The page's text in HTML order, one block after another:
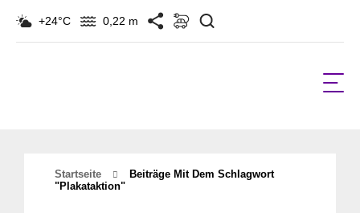
+24°C 0,22 m
Startseite
Beiträge Mit Dem Schlagwort
"plakataktion"